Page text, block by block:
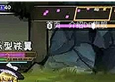
首页 介绍DB旗舰